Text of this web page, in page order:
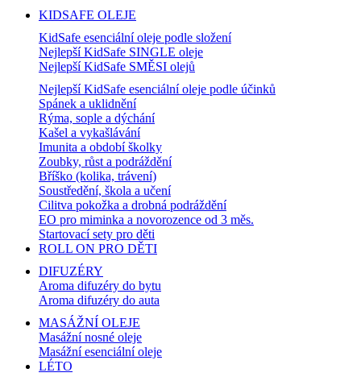
KIDSAFE OLEJE
KidSafe esenciální oleje podle složení
Nejlepší KidSafe SINGLE oleje
Nejlepší KidSafe SMĚSI olejů
Nejlepší KidSafe esenciální oleje podle účinků
Spánek a uklidnění
Rýma, sople a dýchání
Kašel a vykašlávání
Imunita a období školky
Zoubky, růst a podráždění
Bříško (kolika, trávení)
Soustředění, škola a učení
Cilitva pokožka a drobná podráždění
EO pro miminka a novorozence od 3 měs.
Startovací sety pro děti
ROLL ON PRO DĚTI
DIFUZÉRY
Aroma difuzéry do bytu
Aroma difuzéry do auta
MASÁŽNÍ OLEJE
Masážní nosné oleje
Masážní esenciální oleje
LÉTO